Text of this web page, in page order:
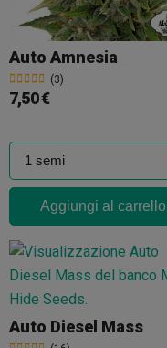
Auto Amnesia
(3)
7,50 €
Aggiungi al carrello
Auto Diesel Mass